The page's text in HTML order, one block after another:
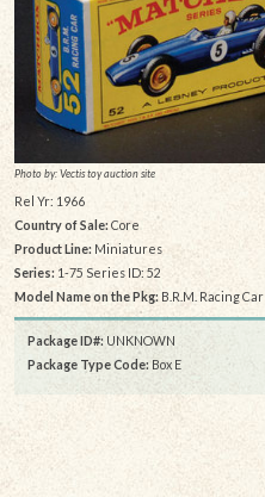
Photo by: Vectis toy auction site
Rel Yr: 1966
Country of Sale: Core
Product Line:Miniatures
Series:1-75 Series ID: 52
Model Name on the Pkg: B.R.M. Racing Car
Package ID#: UNKNOWN
Package Type Code: Box E